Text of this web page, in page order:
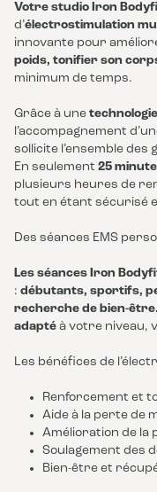
Votre studio Iron
d’électrostimulation
innovante pour
poids, tonifier son
minimum de temps.
Grâce à une
l’accompagnement
sollicite l’ensemble
En seulement 25
plusieurs heures de
tout en étant sécurisé
Des séances EMS
Les séances Iron
: débutants, sportifs,
recherche de bien-être.
adapté à votre niveau,
Les bénéfices de
Renforcement et
Aide à la perte de
Amélioration de la
Soulagement des
Bien-être et